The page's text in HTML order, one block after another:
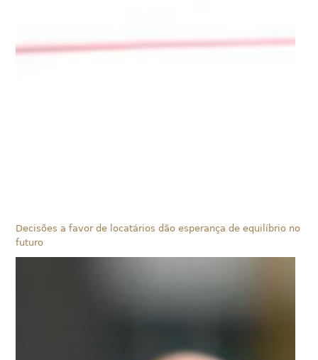
Decisões a favor de locatários dão esperança de equilíbrio no
futuro